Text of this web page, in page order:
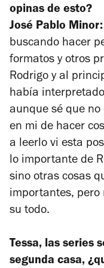
opinas de esto?
José Pablo Minor:
buscando hacer
formatos y otros
Rodrigo y al
había
aunque sé que
en mi de hacer
a leerlo vi esta
lo importante de
sino otras cosas
importantes, pero
su todo.
Tessa, las series
segunda casa,